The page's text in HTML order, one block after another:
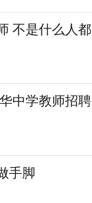
不是什么人都
中学教师招聘
手脚